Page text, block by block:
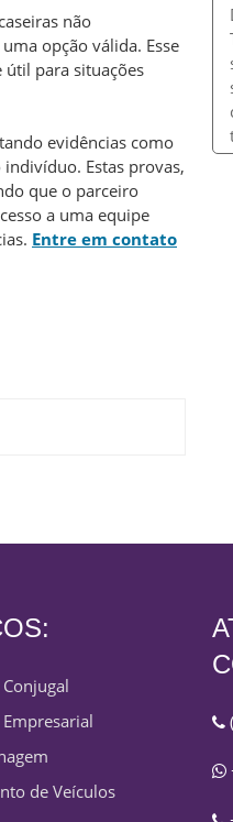
não
opção válida. Esse
para situações
evidências como
Estas provas,
que o parceiro
a uma equipe
Entre em contato
de Veículos